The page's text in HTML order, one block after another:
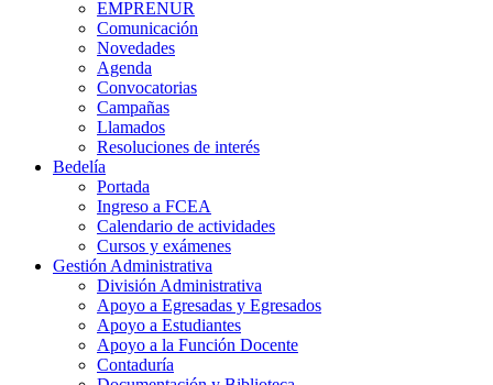
EMPRENUR
Comunicación
Novedades
Agenda
Convocatorias
Campañas
Llamados
Resoluciones de interés
Bedelía
Portada
Ingreso a FCEA
Calendario de actividades
Cursos y exámenes
Gestión Administrativa
División Administrativa
Apoyo a Egresadas y Egresados
Apoyo a Estudiantes
Apoyo a la Función Docente
Contaduría